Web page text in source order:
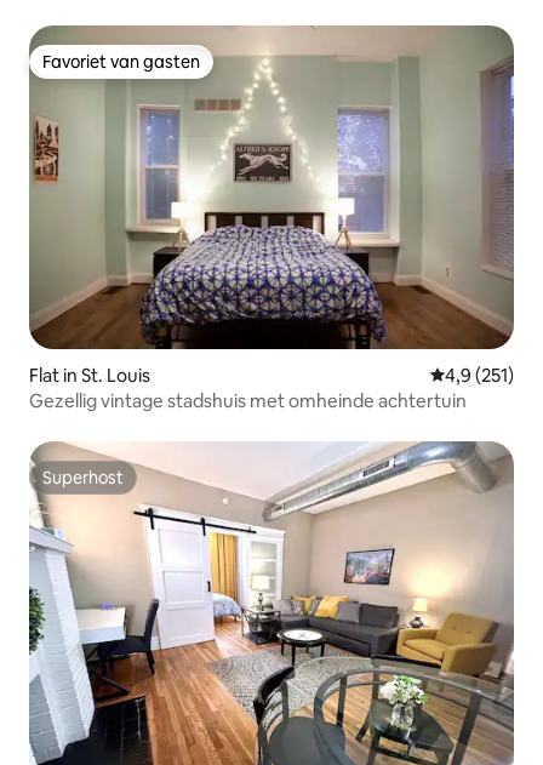
Favoriet van gasten
Favoriet van gasten
Flat in St. Louis Gemiddelde
4,9 (251)
Gezellig vintage stadshuis met omheinde achtertuin
Superhost
Superhost